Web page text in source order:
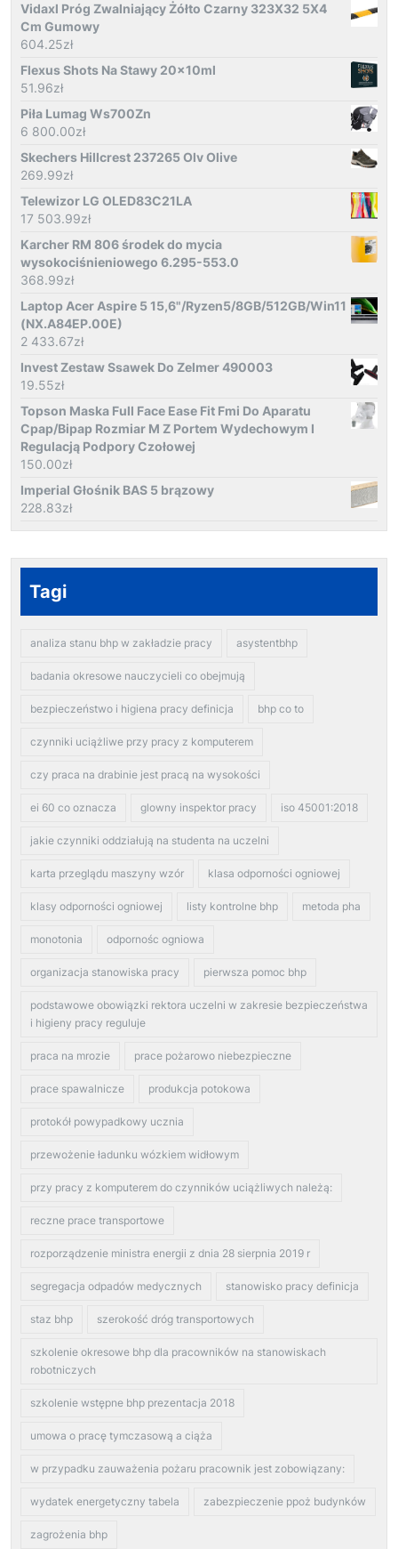
Vidaxl Próg Zwalniający Żółto Czarny 323X32 5X4
Cm Gumowy
604.25zł
Flexus Shots Na Stawy 20x10ml
51.96zł
Piła Lumag Ws700Zn
6 800.00zł
Skechers Hillcrest 237265 Olv Olive
269.99zł
Telewizor LG OLED83C21LA
17 503.99zł
Karcher RM 806 środek do mycia
wysokociśnieniowego 6.295-553.0
368.99zł
Laptop Acer Aspire 5 15,6"/Ryzen5/8GB/512GB/Win11
(NX.A84EP.00E)
2 433.67zł
Invest Zestaw Ssawek Do Zelmer 490003
19.55zł
Topson Maska Full Face Ease Fit Fmi Do Aparatu
Cpap/Bipap Rozmiar M Z Portem Wydechowym I
Regulacją Podpory Czołowej
150.00zł
Imperial Głośnik BAS 5 brązowy
228.83zł
Tagi
analiza stanu bhp w zakładzie pracy asystentbhp
badania okresowe nauczycieli co obejmują
bezpieczeństwo i higiena pracy definicja bhp co to
czynniki uciążliwe przy pracy z komputerem
czy praca na drabinie jest pracą na wysokości
ei 60 co oznacza glowny inspektor pracy iso 45001:2018
jakie czynniki oddziałują na studenta na uczelni
karta przeglądu maszyny wzór klasa odporności ogniowej
klasy odporności ogniowej listy kontrolne bhp metoda pha
monotonia odpornośc ogniowa
organizacja stanowiska pracy pierwsza pomoc bhp
podstawowe obowiązki rektora uczelni w zakresie bezpieczeństwa
i higieny pracy reguluje
praca na mrozie prace pożarowo niebezpieczne
prace spawalnicze produkcja potokowa
protokół powypadkowy ucznia
przewożenie ładunku wózkiem widłowym
przy pracy z komputerem do czynników uciążliwych należą:
reczne prace transportowe
rozporządzenie ministra energii z dnia 28 sierpnia 2019 r
segregacja odpadów medycznych stanowisko pracy definicja
staz bhp szerokość dróg transportowych
szkolenie okresowe bhp dla pracowników na stanowiskach
robotniczych
szkolenie wstępne bhp prezentacja 2018
umowa o pracę tymczasową a ciąża
w przypadku zauważenia pożaru pracownik jest zobowiązany:
wydatek energetyczny tabela zabezpieczenie ppoż budynków
zagrożenia bhp